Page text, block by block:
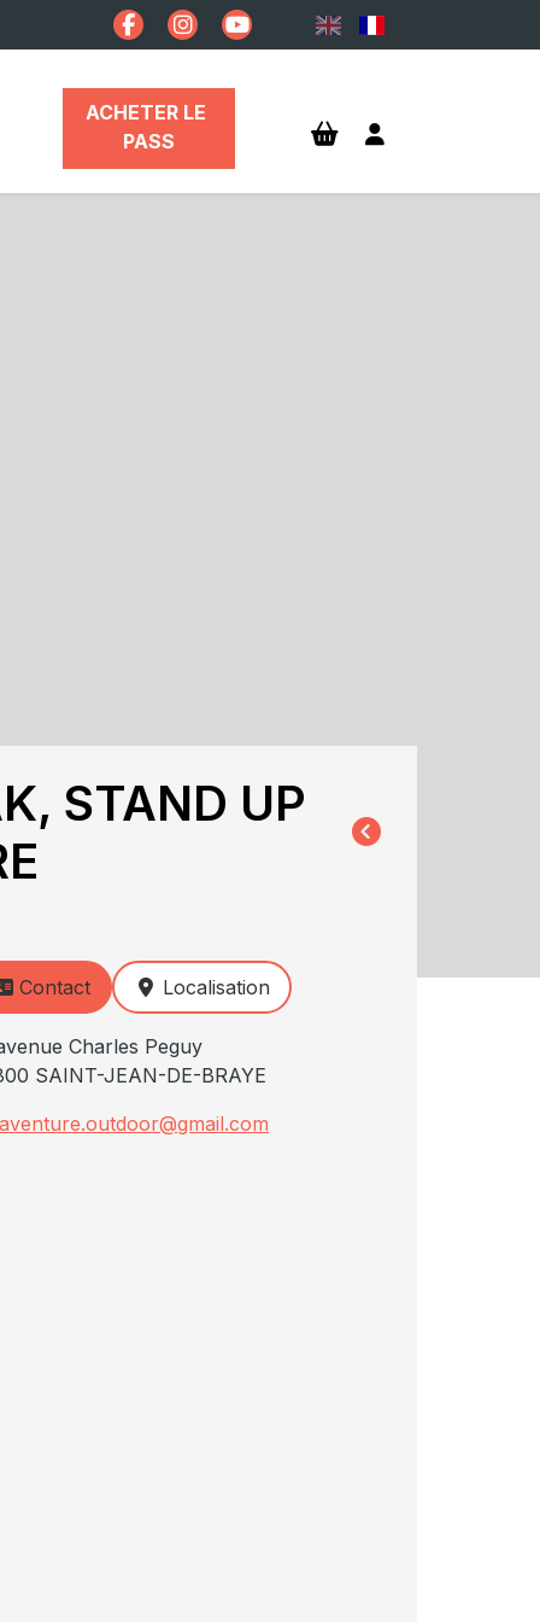
ACHETER LE
PASS
STAND UP
Contact Localisation
Charles Peguy
SAINT-JEAN-DE-BRAYE
aventure.outdoor@gmail.com